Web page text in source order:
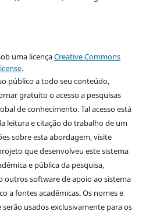
uma licençaCreative Commons
.
público a todo seu conteúdo,
gratuito o acesso a pesquisas
de conhecimento. Tal acesso está
leitura e citação do trabalho de um
sobre esta abordagem, visite
que desenvolveu este sistema
e pública da pesquisa,
outros software de apoio ao sistema
a fontes acadêmicas. Os nomes e
usados exclusivamente para os